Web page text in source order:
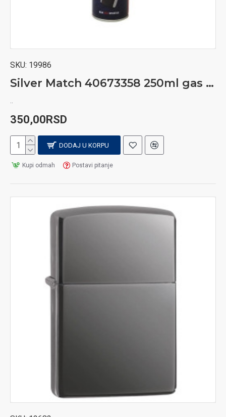
SKU: 19986
Silver Match 40673358 250ml gas za upaljače
350,00RSD
DODAJ U KORPU
Kupi odmah Postavi pitanje